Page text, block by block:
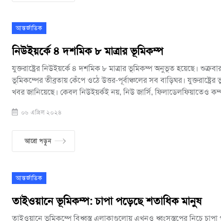
আন্তর্জাতিক
নিউইয়র্কে ৪ দশমিক ৮ মাত্রার ভূমিকম্প
যুক্তরাষ্ট্রের নিউইয়র্কে ৪ দশমিক ৮ মাত্রার ভূমিকম্প অনুভূত হয়েছে।
ভূমিকম্পের তীব্রতায় কেঁপে ওঠে উত্তর-পূর্বাঞ্চলের সব বাড়িঘর। যুক্তরাষ্ট্রের
খবর জানিয়েছে। কেবল নিউইয়র্কই নয়, নিউ জার্সি, ফিলাডেলফিয়াতেও
ফিলাডেলফিয়া, বাল্টিমোর ও নেওয়ার্ক বিমানবন্দরের ফ্লাইট স্থগিত করে
কিংবা রাজ্যে উল্লেখযোগ্য ক্ষয়ক্ষতির কোনও খবর পাওয়া যায়নি।
০৬ এপ্রিল ২০২৪
আরো পড়ুন
আন্তর্জাতিক
তাইওয়ানে ভূমিকম্প: চাপা পড়েছে শতাধিক মানুষ
তাইওয়ানে ভূমিকম্পে বিধ্বস্ত এলাকাগুলোয় এখনও ধ্বংসস্তূপের নিচে